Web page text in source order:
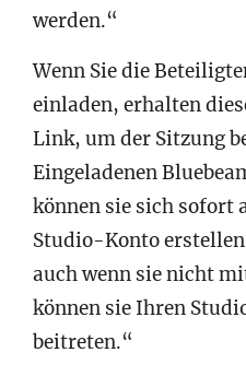
werden.“
Wenn Sie die
einladen, erhalten
Link, um der Sitzung
Eingeladenen
können sie sich sofort
Studio-Konto
auch wenn sie nicht
können sie Ihren
beitreten.“